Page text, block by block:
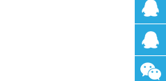
姐林小
姐汪小
姐张先